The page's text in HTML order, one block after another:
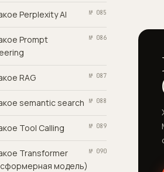
Perplexity AI № 085
Prompt
№ 086
RAG № 087
semantic search № 088
Tool Calling № 089
Transformer
модель)
№ 090